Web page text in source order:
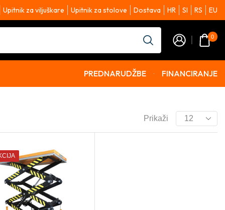
Upitnik za viljuškare Upitnik za stolove Dostava HR SI RS EU
0
PREDNARUDŽBE FINANCIRANJE
Prikaži